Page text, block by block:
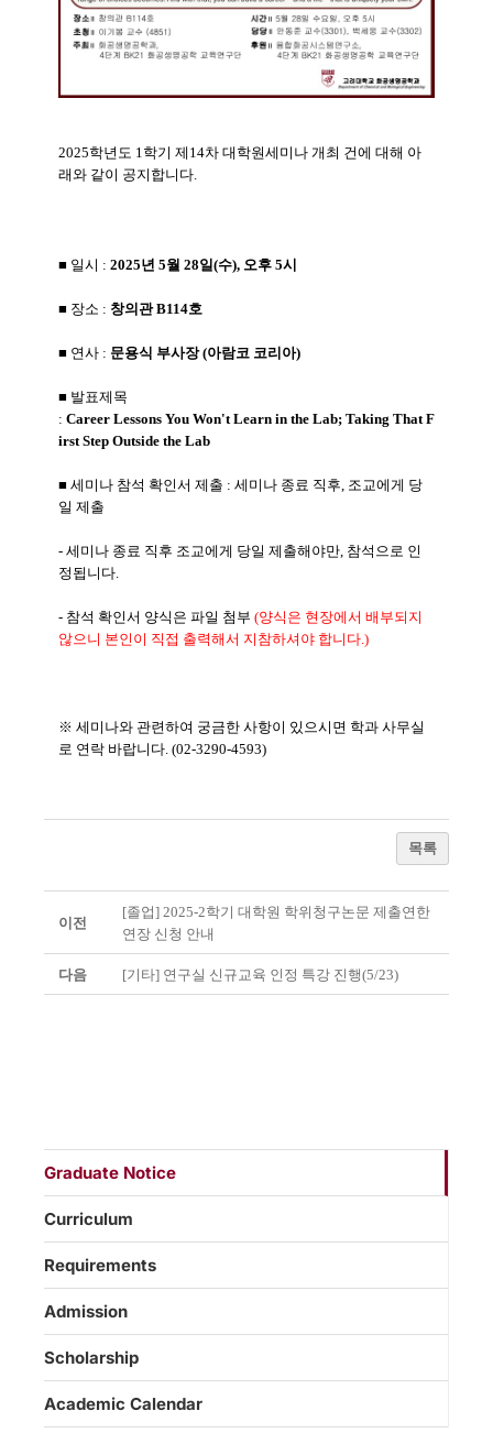
2025학년도 1학기 제14차 대학원세미나 개최 건에 대해 아
래와 같이 공지합니다.
■ 일시 : 2025년 5월 28일(수), 오후 5시
■ 장소 : 창의관 B114호
■ 연사 : 문용식 부사장(아람코 코리아)
■ 발표제목
: Career Lessons You Won't Learn in the Lab; Taking That F
irst Step Outside the Lab
■ 세미나 참석 확인서 제출 : 세미나 종료 직후, 조교에게 당
일 제출
- 세미나 종료 직후 조교에게 당일 제출해야만, 참석으로 인
정됩니다.
- 참석 확인서 양식은 파일 첨부 (양식은 현장에서 배부되지
않으니 본인이 직접 출력해서 지참하셔야 합니다.)
※ 세미나와 관련하여 궁금한 사항이 있으시면 학과 사무실
로 연락 바랍니다. (02-3290-4593)
목록
이전
[졸업] 2025-2학기 대학원 학위청구논문 제출연한
연장 신청 안내
다음 [기타] 연구실 신규교육 인정 특강 진행(5/23)
Graduate Notice
Curriculum
Requirements
Admission
Scholarship
Academic Calendar